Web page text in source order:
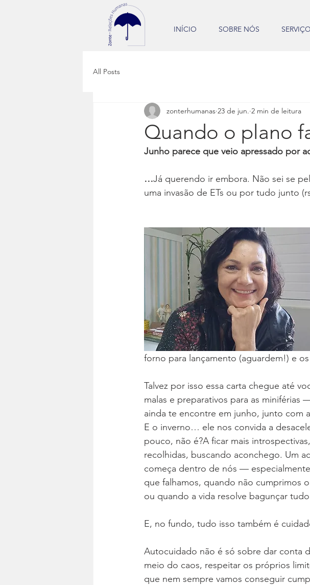
INÍCIO SOBRE NÓS
All Posts
Quando o plano
zonterhumanas 23 de jun. 2 min de leitura
Junho parece que veio apressado por
…Já querendo ir embora. Não sei se
uma invasão de ETs ou por tudo junto
forno para lançamento (aguardem!) e
Talvez por isso essa carta chegue até
malas e preparativos para as
ainda te encontre em junho, junto com
E o inverno… ele nos convida a
pouco, não é?A ficar mais
recolhidas, buscando aconchego. Um
começa dentro de nós —
que falhamos, quando não cumprimos
ou quando a vida resolve bagunçar
E, no fundo, tudo isso também é
Autocuidado não é só sobre dar conta
meio do caos, respeitar os próprios
que nem sempre vamos conseguir